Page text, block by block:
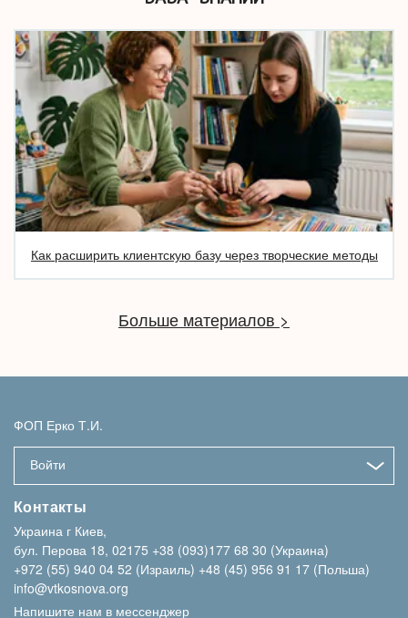
Как расширить клиентскую базу через творческие методы
Больше материалов >
ФОП Ерко Т.И.
Войти
Контакты
Украина г Киев,
бул. Перова 18, 02175 +38 (093)177 68 30 (Украина)
+972 (55) 940 04 52 (Израиль) +48 (45) 956 91 17 (Польша)
info@vtkosnova.org
Напишите нам в мессенджер